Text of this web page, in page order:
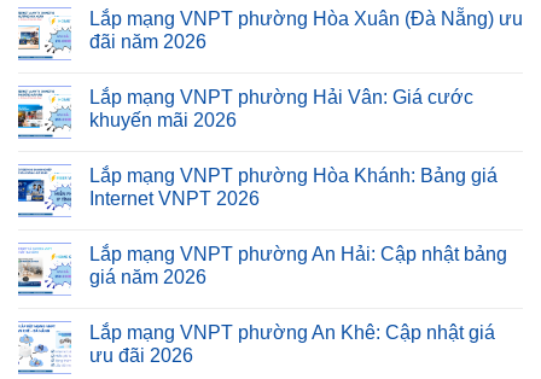
Lắp mạng VNPT phường Hòa Xuân (Đà Nẵng) ưu
đãi năm 2026
Lắp mạng VNPT phường Hải Vân: Giá cước
khuyến mãi 2026
Lắp mạng VNPT phường Hòa Khánh: Bảng giá
Internet VNPT 2026
Lắp mạng VNPT phường An Hải: Cập nhật bảng
giá năm 2026
Lắp mạng VNPT phường An Khê: Cập nhật giá
ưu đãi 2026